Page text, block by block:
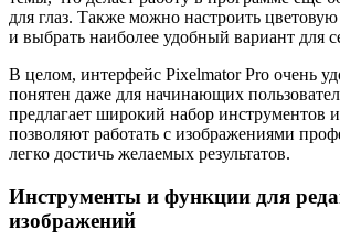
для глаз. Также можно настроить
и выбрать наиболее удобный вариант для
В целом, интерфейс Pixelmator Pro очень
понятен даже для начинающих
предлагает широкий набор инструментов
позволяют работать с изображениями
легко достичь желаемых результатов.
Инструменты и функции для
изображений